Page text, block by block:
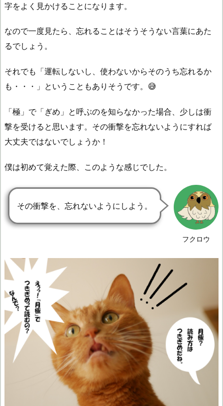
字をよく見かけることになります。
なので一度見たら、忘れることはそうそうない言葉にあた
るでしょう。
それでも「運転しないし、使わないからそのうち忘れるか
も・・・」ということもありそうです。😅
「極」で「ぎめ」と呼ぶのを知らなかった場合、少しは衝
撃を受けると思います。その衝撃を忘れないようにすれば
大丈夫ではないでしょうか！
僕は初めて覚えた際、このような感じでした。
フクロウ
その衝撃を、忘れないようにしよう。